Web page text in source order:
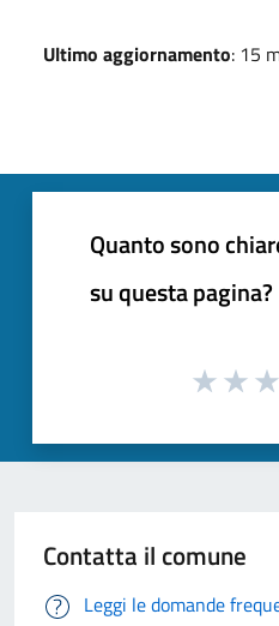
Ultimo aggiornamento: 15
Quanto sono
su questa pagina?
Contatta il comune
Leggi le domande